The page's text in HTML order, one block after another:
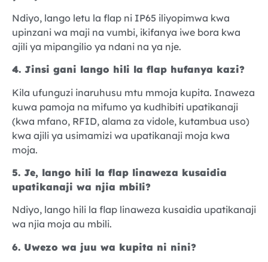
Ndiyo, lango letu la flap ni IP65 iliyopimwa kwa
upinzani wa maji na vumbi, ikifanya iwe bora kwa
ajili ya mipangilio ya ndani na ya nje.
4. Jinsi gani lango hili la flap hufanya kazi?
Kila ufunguzi inaruhusu mtu mmoja kupita. Inaweza
kuwa pamoja na mifumo ya kudhibiti upatikanaji
(kwa mfano, RFID, alama za vidole, kutambua uso)
kwa ajili ya usimamizi wa upatikanaji moja kwa
moja.
5. Je, lango hili la flap linaweza kusaidia
upatikanaji wa njia mbili?
Ndiyo, lango hili la flap linaweza kusaidia upatikanaji
wa njia moja au mbili.
6. Uwezo wa juu wa kupita ni nini?